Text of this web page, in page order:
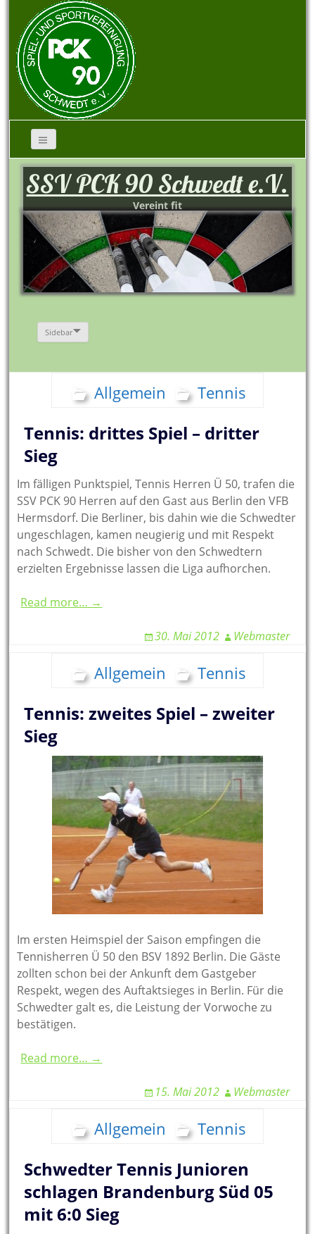
SSV PCK 90 Schwedt e.V.
Vereint fit
Sidebar
Allgemein Tennis
Tennis: drittes Spiel – dritter
Sieg
Im fälligen Punktspiel, Tennis Herren Ü 50, trafen die
SSV PCK 90 Herren auf den Gast aus Berlin den VFB
Hermsdorf. Die Berliner, bis dahin wie die Schwedter
ungeschlagen, kamen neugierig und mit Respekt
nach Schwedt. Die bisher von den Schwedtern
erzielten Ergebnisse lassen die Liga aufhorchen.
Read more… →
30. Mai 2012 Webmaster
Allgemein Tennis
Tennis: zweites Spiel – zweiter
Sieg
Im ersten Heimspiel der Saison empfingen die
Tennisherren Ü 50 den BSV 1892 Berlin. Die Gäste
zollten schon bei der Ankunft dem Gastgeber
Respekt, wegen des Auftaktsieges in Berlin. Für die
Schwedter galt es, die Leistung der Vorwoche zu
bestätigen.
Read more… →
15. Mai 2012 Webmaster
Allgemein Tennis
Schwedter Tennis Junioren
schlagen Brandenburg Süd 05
mit 6:0 Sieg